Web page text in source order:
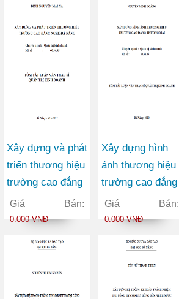
Xây dựng và phát
triển thương hiệu
trường cao đẳng
nghề Đà Nẵng
Giá Bán:
0.000 VNĐ
Xây dựng hình
ảnh thương hiệu
trường cao đẳng
thương mại
Giá Bán:
0.000 VNĐ